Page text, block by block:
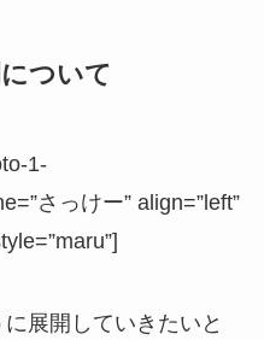
ついて
1-
さっけー” align=”left”
展開していきたいと